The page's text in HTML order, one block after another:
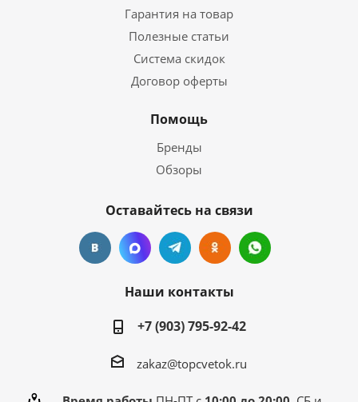
Гарантия на товар
Полезные статьи
Система скидок
Договор оферты
Помощь
Бренды
Обзоры
Оставайтесь на связи
Наши контакты
+7 (903) 795-92-42
zakaz@topcvetok.ru